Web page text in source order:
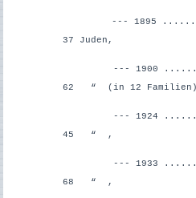
--- 1895
37 Juden,
--- 1900
62 “ (in 12
--- 1924
45 “ ,
--- 1933
68 “ ,